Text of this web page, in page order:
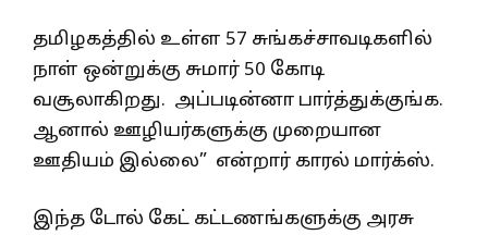
தமிழகத்தில் உள்ள 57 சுங்கச்சாவடிகளில்
நாள் ஒன்றுக்கு சுமார் 50 கோடி
வசூலாகிறது. அப்படின்னா பார்த்துக்குங்க.
ஆனால் ஊழியர்களுக்கு முறையான
ஊதியம் இல்லை” என்றார் காரல் மார்க்ஸ்.
இந்த டோல் கேட் கட்டணங்களுக்கு அரசு